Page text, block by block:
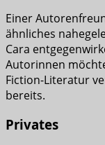
Einer
ähnliches
Cara
Autorinnen
Fiction-Literatur
bereits.
Privates